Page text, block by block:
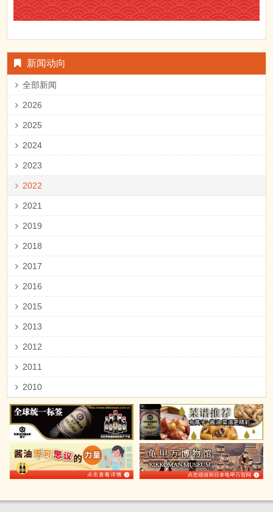
新闻动向
全部新闻
2026
2025
2024
2023
2022
2021
2019
2018
2017
2016
2015
2013
2012
2011
2010